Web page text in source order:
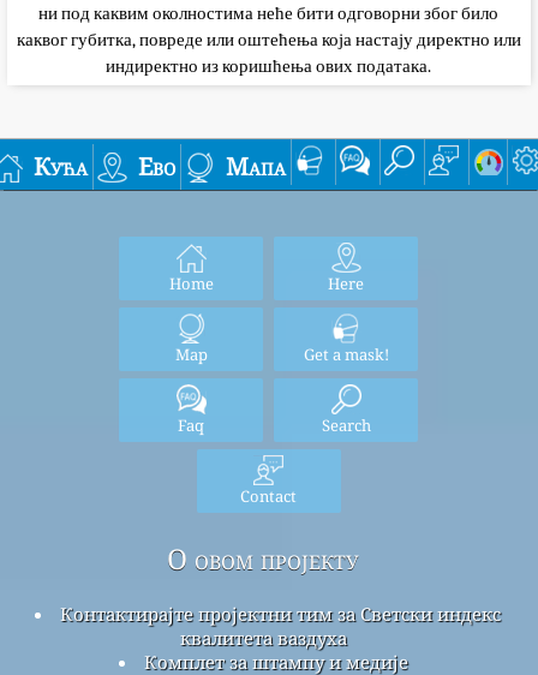
ни под каквим околностима неће бити одговорни због било
каквог губитка, повреде или оштећења која настају директно или
индиректно из коришћења ових података.
Кућа Ево Мапа
Home Here
Map Get a mask!
Faq Search
Contact
О овом пројекту
Контактирајте пројектни тим за Светски индекс
квалитета ваздуха
Комплет за штампу и медије